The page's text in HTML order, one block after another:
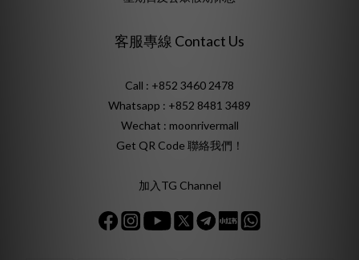
客服專線 Contact Us
Call : +852 3460 2478
Whatsapp : +852 8481 3489
Wechat : moonrivermall
Get QR Code 聯絡我們！
加入TG Channel